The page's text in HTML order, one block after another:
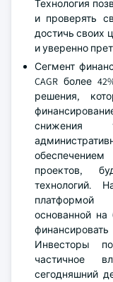
Технология
и проверять
достичь своих
и уверенно
Сегмент
CAGR более
решения,
снижения
проектов,
технологий.
платформой
основанной на
Инвесторы
частичное
сегодняшний